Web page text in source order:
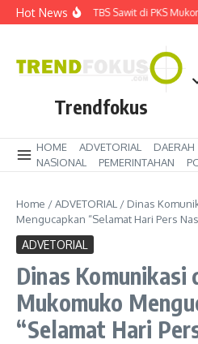
Lewati ke konten
Hot NewsHarga TBS Sawit di PKS
Trendfokus
HOME ADVETORIAL DAERAH
NASIONAL
PEMERINTAHAN
Home /ADVETORIAL / Dinas
Mengucapkan “Selamat Hari Pers
ADVETORIAL
Dinas Komunikasi
Mukomuko
“Selamat Hari